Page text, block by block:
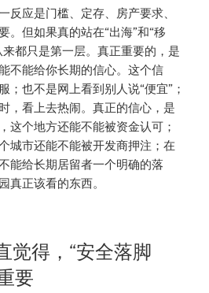
反应是门槛、定存、房产要求、
。但如果真的站在“出海”和“移
都只是第一层。真正重要的，是
不能给你长期的信心。这个信
；也不是网上看到别人说“便宜”；
，看上去热闹。真正的信心，是
这个地方还能不能被资金认可；
城市还能不能被开发商押注；在
能给长期居留者一个明确的落
真正该看的东西。
觉得，“安全落脚
要